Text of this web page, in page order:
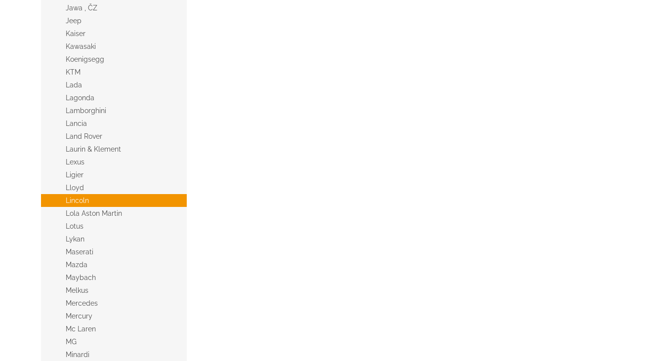
Jawa , ČZ
Jeep
Kaiser
Kawasaki
Koenigsegg
KTM
Lada
Lagonda
Lamborghini
Lancia
Land Rover
Laurin & Klement
Lexus
Ligier
Lloyd
Lincoln
Lola Aston Martin
Lotus
Lykan
Maserati
Mazda
Maybach
Melkus
Mercedes
Mercury
Mc Laren
MG
Minardi